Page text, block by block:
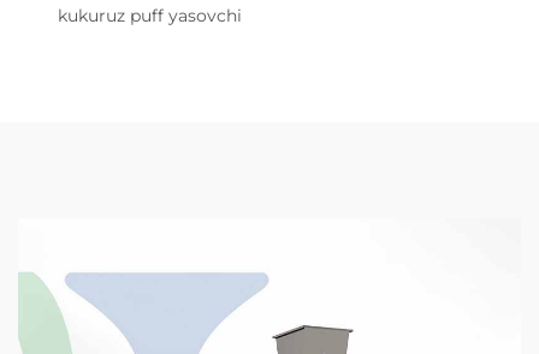
kukuruz puff yasovchi